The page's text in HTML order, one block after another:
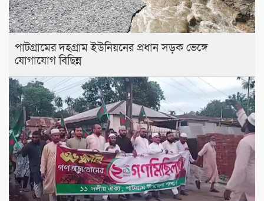
পাটগ্রামের দহগ্রাম ইউনিয়নের প্রধান সড়ক ভেঙ্গে
যোগাযোগ বিছিন্ন